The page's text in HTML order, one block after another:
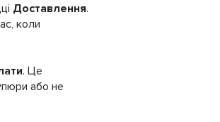
Доставлення.
коли
. Це
або не